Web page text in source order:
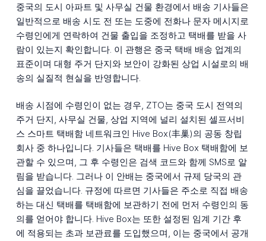
중국의 도시 아파트 및 사무실 건물 환경에서 배송 기사들은
일반적으로 배송 시도 전 또는 도중에 전화나 문자 메시지로
수령인에게 연락하여 건물 출입을 조정하고 택배를 받을 사
람이 있는지 확인합니다. 이 관행은 중국 택배 배송 업계의
표준이며 대형 주거 단지와 보안이 강화된 상업 시설로의 배
송의 실질적 현실을 반영합니다.
배송 시점에 수령인이 없는 경우, ZTO는 중국 도시 전역의
주거 단지, 사무실 건물, 상업 지역에 널리 설치된 셀프서비
스 스마트 택배함 네트워크인 Hive Box(丰巢)의 공동 창립
회사 중 하나입니다. 기사들은 택배를 Hive Box 택배함에 보
관할 수 있으며, 그 후 수령인은 검색 코드와 함께 SMS로 알
림을 받습니다. 그러나 이 안배는 중국에서 규제 당국의 관
심을 끌었습니다. 규정에 따르면 기사들은 주소로 직접 배송
하는 대신 택배를 택배함에 보관하기 전에 먼저 수령인의 동
의를 얻어야 합니다. Hive Box는 또한 설정된 임계 기간 후
에 적용되는 초과 보관료를 도입했으며, 이는 중국에서 공개